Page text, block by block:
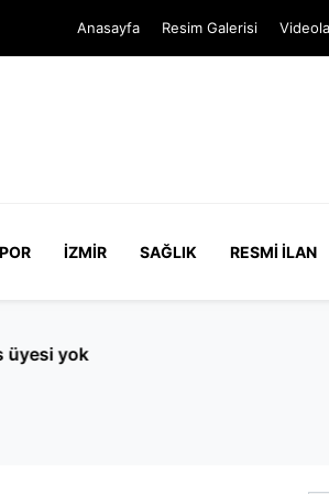
Anasayfa Resim Galerisi
İZMIR SAĞLIK RESMI İLAN
üyesi yok